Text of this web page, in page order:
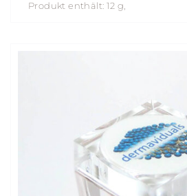
Produkt enthält: 12 g